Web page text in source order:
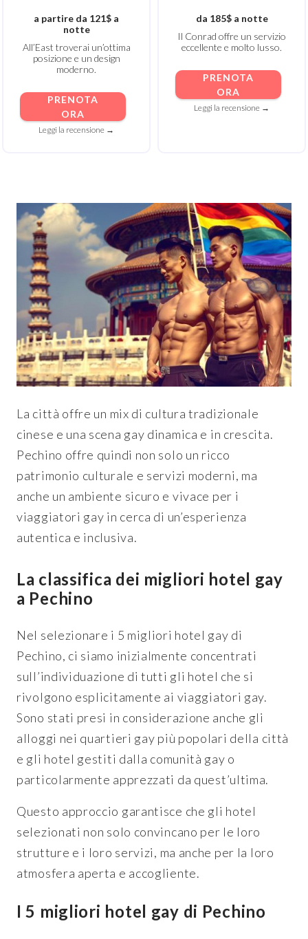
a partire da 121$ a
notte
All’East troverai un’ottima
posizione e un design
moderno.
PRENOTA
ORA
Leggi la recensione →
da 185$ a notte
Il Conrad offre un servizio
eccellente e molto lusso.
PRENOTA
ORA
Leggi la recensione →
La città offre un mix di cultura tradizionale
cinese e una scena gay dinamica e in crescita.
Pechino offre quindi non solo un ricco
patrimonio culturale e servizi moderni, ma
anche un ambiente sicuro e vivace per i
viaggiatori gay in cerca di un’esperienza
autentica e inclusiva.
La classifica dei migliori hotel gay
a Pechino
Nel selezionare i 5 migliori hotel gay di
Pechino, ci siamo inizialmente concentrati
sull’individuazione di tutti gli hotel che si
rivolgono esplicitamente ai viaggiatori gay.
Sono stati presi in considerazione anche gli
alloggi nei quartieri gay più popolari della città
e gli hotel gestiti dalla comunità gay o
particolarmente apprezzati da quest’ultima.
Questo approccio garantisce che gli hotel
selezionati non solo convincano per le loro
strutture e i loro servizi, ma anche per la loro
atmosfera aperta e accogliente.
I 5 migliori hotel gay di Pechino